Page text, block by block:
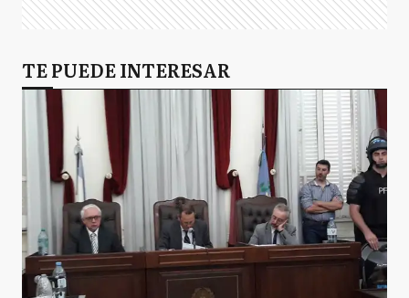
TE PUEDE INTERESAR